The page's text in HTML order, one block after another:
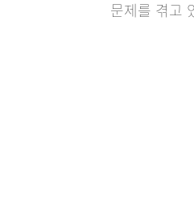
문제를 겪고